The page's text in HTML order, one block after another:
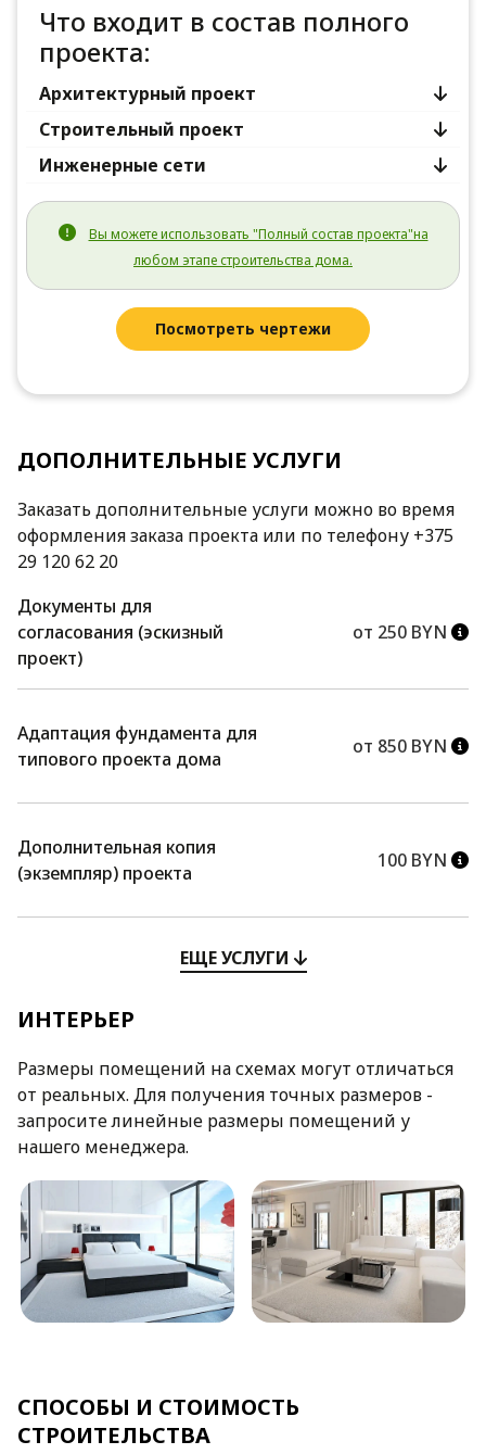
Что входит в состав полного
проекта:
Архитектурный проект
Строительный проект
Инженерные сети
Вы можете использовать "Полный состав проекта"на
любом этапе строительства дома.
Посмотреть чертежи
ДОПОЛНИТЕЛЬНЫЕ УСЛУГИ
Заказать дополнительные услуги можно во время
оформления заказа проекта или по телефону +375
29 120 62 20
Документы для
согласования (эскизный
проект)
от 250 BYN
Адаптация фундамента для
типового проекта дома
от 850 BYN
Дополнительная копия
(экземпляр) проекта
100 BYN
ЕЩЕ УСЛУГИ
ИНТЕРЬЕР
Размеры помещений на схемах могут отличаться
от реальных. Для получения точных размеров -
запросите линейные размеры помещений у
нашего менеджера.
СПОСОБЫ И СТОИМОСТЬ
СТРОИТЕЛЬСТВА